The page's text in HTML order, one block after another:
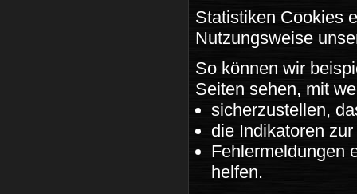
Statistiken Cookies
Nutzungsweise
So können wir
Seiten sehen, mit
sicherzustellen,
die Indikatoren
Fehlermeldungen
helfen.